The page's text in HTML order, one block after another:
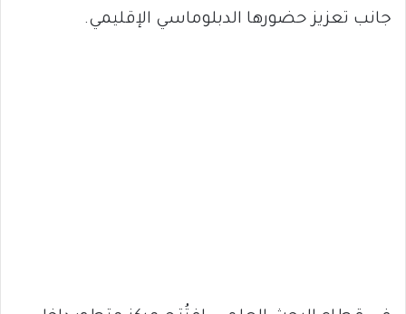
جانب تعزيز حضورها الدبلوماسي الإقليمي.